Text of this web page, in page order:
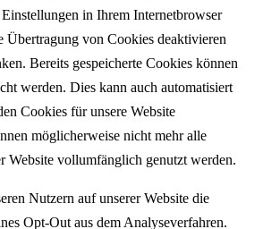
in Ihrem Internetbrowser
Übertragung von Cookies deaktivieren
Bereits gespeicherte Cookies können
werden. Dies kann auch automatisiert
Cookies für unsere Website
möglicherweise nicht mehr alle
Website vollumfänglich genutzt werden.
Nutzern auf unserer Website die
Opt-Out aus dem Analyseverfahren.